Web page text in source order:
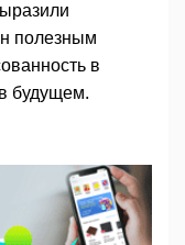
полезным
в
будущем.